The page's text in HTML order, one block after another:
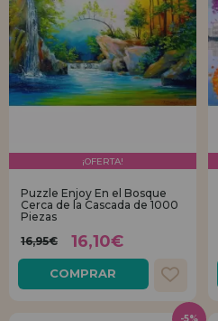
¡OFERTA!
Puzzle Enjoy En el Bosque
Cerca de la Cascada de 1000
Piezas
16,95€
16,10€
COMPRAR